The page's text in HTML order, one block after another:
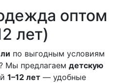
оптом
лет)
по выгодным условиям
Мы предлагаем детскую
1–12 лет — удобные